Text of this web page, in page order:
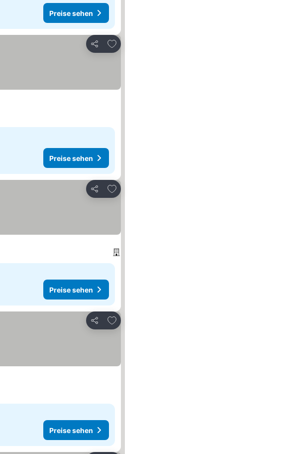
Preise sehen
Teilen
Zu Favoriten hinzufügen
Preise sehen
Teilen
Zu Favoriten hinzufügen
Preise sehen
Teilen
Zu Favoriten hinzufügen
Preise sehen